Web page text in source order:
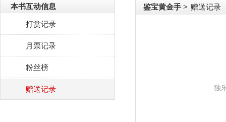
本书互动信息
打赏记录
月票记录
粉丝榜
赠送记录
鉴宝黄金手 > 赠送记录
独